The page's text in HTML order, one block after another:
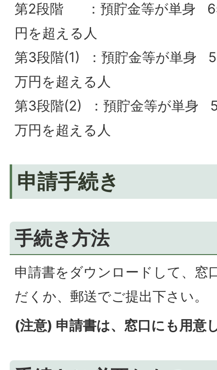
第2段階 ：預貯金等が単身
円を超える人
第3段階(1) ：預貯金等が単身
万円を超える人
第3段階(2) ：預貯金等が単身
万円を超える人
申請手続き
手続き方法
申請書をダウンロードして、窓
だくか、郵送でご提出下さい。
(注意) 申請書は、窓口にも用意